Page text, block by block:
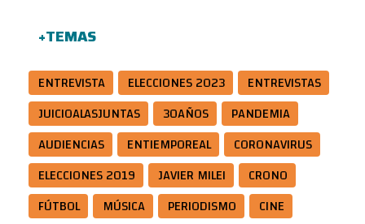
+TEMAS
ENTREVISTA ELECCIONES 2023
ENTREVISTAS
JUICIOALASJUNTAS
30AÑOS
PANDEMIA
AUDIENCIAS
ENTIEMPOREAL
CORONAVIRUS
ELECCIONES 2019
JAVIER MILEI
CRONO
FÚTBOL
MÚSICA PERIODISMO
CINE